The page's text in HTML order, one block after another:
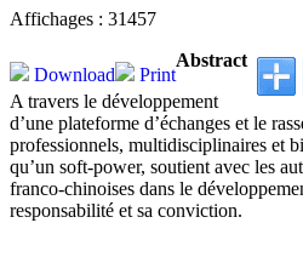
Affichages : 31457
Print
Download
Abstract
A travers le développement
d’une plateforme d’échanges et le
professionnels, multidisciplinaires et
qu’un soft-power, soutient avec les
franco-chinoises dans le
responsabilité et sa conviction.